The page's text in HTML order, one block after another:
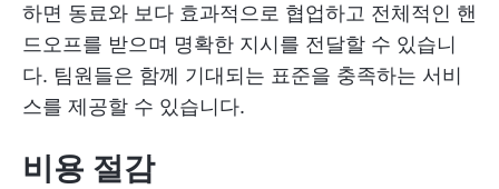
하면 동료와 보다 효과적으로 협업하고 전체적인 핸
드오프를 받으며 명확한 지시를 전달할 수 있습니
다. 팀원들은 함께 기대되는 표준을 충족하는 서비
스를 제공할 수 있습니다.
비용 절감